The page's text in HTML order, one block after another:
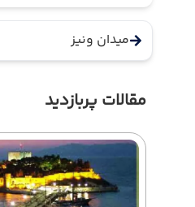
میدان ونیز
مقالات پربازدید